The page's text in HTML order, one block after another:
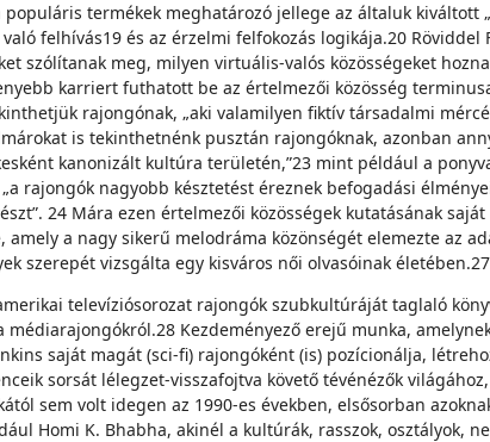
termékek meghatározó jellege az általuk
felhívás19 és az érzelmi felfokozás logikája.20
szólítanak meg, milyen virtuális-valós közösségeket
karriert futhatott be az értelmezői közösség
rajongónak, „aki valamilyen fiktív társadalmi
is tekinthetnénk pusztán rajongóknak, azonban
kanonizált kultúra területén,”23 mint például a
rajongók nagyobb késztetést éreznek befogadási
24 Mára ezen értelmezői közösségek kutatásának
a nagy sikerű melodráma közönségét elemezte az
szerepét vizsgálta egy kisváros női olvasóinak életében.27
televíziósorozat rajongók szubkultúráját taglaló
Kezdeményező erejű munka,
saját magát (sci-fi) rajongóként (is) pozícionálja,
sorsát lélegzet-visszafojtva követő tévénézők
sem volt idegen az 1990-es években, elsősorban
Homi K. Bhabha, akinél a kultúrák, rasszok, osztályok,